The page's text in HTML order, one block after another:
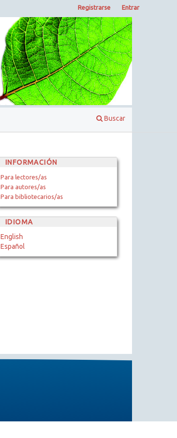
Buscar
Registrarse Entrar
INFORMACIÓN
Para lectores/as
Para autores/as
Para bibliotecarios/as
IDIOMA
English
Español